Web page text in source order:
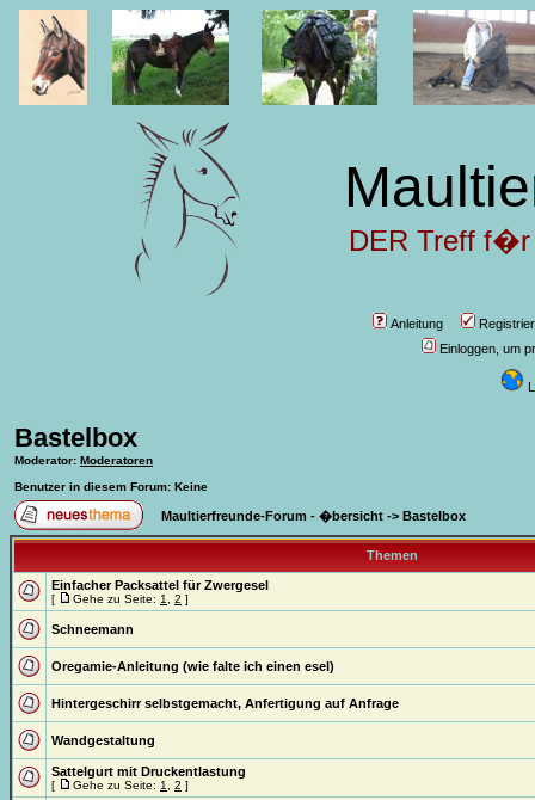
DER Treff f�r
Anleitung
Einloggen, um
Bastelbox
Moderator: Moderatoren
Benutzer in diesem Forum: Keine
Maultierfreunde-Forum - �bersicht -> Bastelbox
Themen
Einfacher Packsattel für Zwergesel
[ Gehe zu Seite: 1 2 ]
Schneemann
Oregamie-Anleitung (wie falte ich einen esel)
Hintergeschirr selbstgemacht, Anfertigung auf Anfrage
Wandgestaltung
Sattelgurt mit Druckentlastung
[ Gehe zu Seite: 1 2 ]